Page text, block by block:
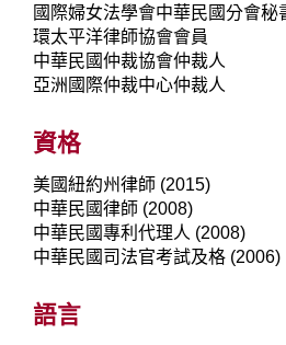
國際婦女法學會中華民國分會秘
環太平洋律師協會會員
中華民國仲裁協會仲裁人
亞洲國際仲裁中心仲裁人
資格
美國紐約州律師 (2015)
中華民國律師 (2008)
中華民國專利代理人 (2008)
中華民國司法官考試及格 (2006)
語言